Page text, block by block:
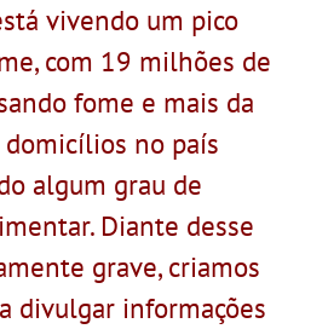
vivendo um pico
com 19 milhões de
fome e mais da
no país
algum grau de
Diante desse
grave, criamos
divulgar informações